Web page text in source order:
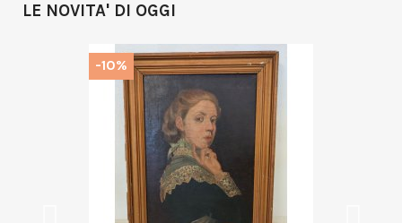
LE NOVITA' DI OGGI
-10%